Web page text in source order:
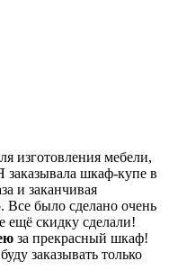
изготовления мебели,
шкаф-купе в
и заканчивая
было сделано очень
ещё скидку сделали!
за прекрасный шкаф!
заказывать только